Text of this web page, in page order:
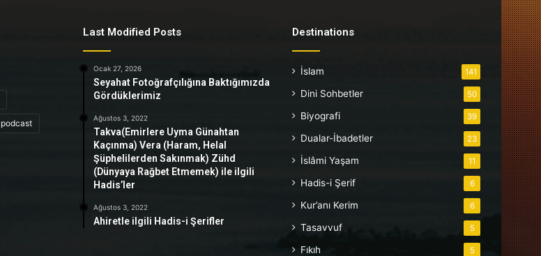
podcast
Last Modified Posts
Ocak 27, 2026
Seyahat Fotoğrafçılığına Baktığımızda
Gördüklerimiz
Ağustos 3, 2022
Takva(Emirlere Uyma Günahtan
Kaçınma) Vera (Haram, Helal
Şüphelilerden Sakınmak) Zühd
(Dünyaya Rağbet Etmemek) ile ilgili
Hadis’ler
Ağustos 3, 2022
Ahiretle ilgili Hadis-i Şerifler
Destinations
İslam 141
Dini Sohbetler 50
Biyografi 39
Dualar-İbadetler 23
İslâmi Yaşam 11
Hadis-i Şerif 6
Kur’anı Kerim 6
Tasavvuf 5
Fıkıh 5